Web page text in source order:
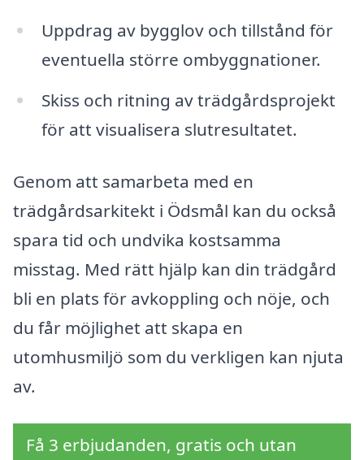
Uppdrag av bygglov och tillstånd för
eventuella större ombyggnationer.
Skiss och ritning av trädgårdsprojekt
för att visualisera slutresultatet.
Genom att samarbeta med en
trädgårdsarkitekt i Ödsmål kan du också
spara tid och undvika kostsamma
misstag. Med rätt hjälp kan din trädgård
bli en plats för avkoppling och nöje, och
du får möjlighet att skapa en
utomhusmiljö som du verkligen kan njuta
av.
Få 3 erbjudanden, gratis och utan